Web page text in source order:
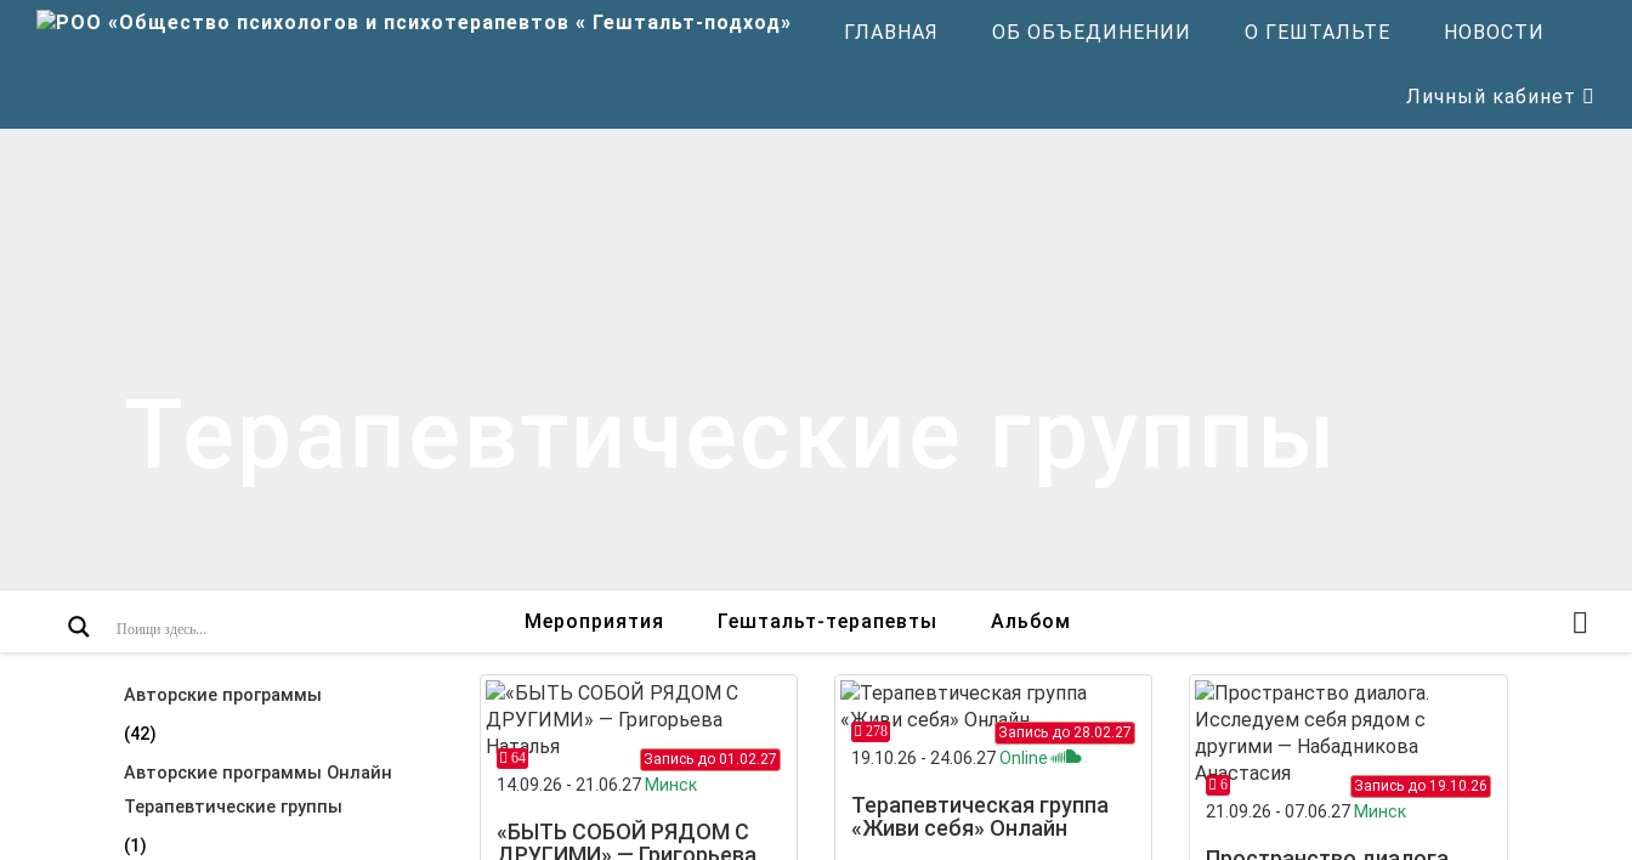
ГЛАВНАЯ ОБ ОБЪЕДИНЕНИИ О ГЕШТАЛЬТЕ НОВОСТИ
Личный кабинет
Мероприятия Гештальт-терапевты Альбом
Авторские программы
(42)
Авторские программы Онлайн
Терапевтические группы
(1)
64 Запись до 01.02.27
14.09.26 - 21.06.27 Минск
«БЫТЬ СОБОЙ РЯДОМ С
ДРУГИМИ» — Григорьева
278 Запись до 28.02.27
19.10.26 - 24.06.27Online
Терапевтическая группа
«Живи себя» Онлайн
6 Запись до 19.10.26
21.09.26 - 07.06.27 Минск